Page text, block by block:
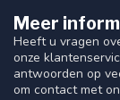
Meer
Heeft u vragen
onze
antwoorden op
om contact met